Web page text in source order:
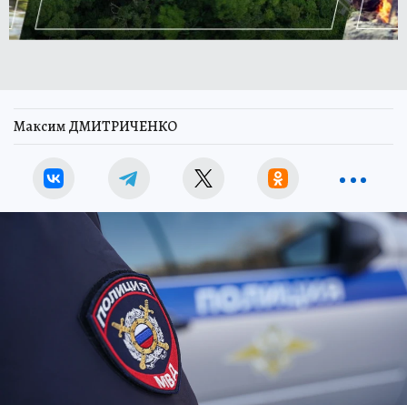
Максим ДМИТРИЧЕНКО